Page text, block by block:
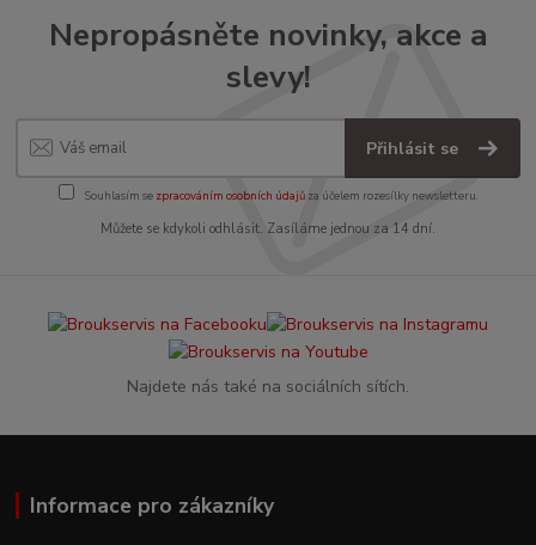
Nepropásněte novinky, akce a
slevy!
Přihlásit se
Souhlasím se zpracováním osobních údajůza účelem rozesílky newsletteru.
Můžete se kdykoli odhlásit. Zasíláme jednou za 14 dní.
Najdete nás také na sociálních sítích.
Informace pro zákazníky